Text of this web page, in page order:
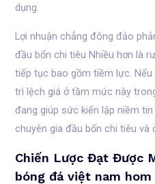
dụng.
Lợi nhuận chẳng đông đảo
đầu bốn chi tiêu Nhiều hơn là
tiếp tục bao gồm tiềm lực.
trì lệch giá ở tầm mức này
đang giúp sức kiến lập niềm
chuyên gia đầu bốn chi tiêu và
Chiến Lược Đạt Được
bóng đá việt nam hom